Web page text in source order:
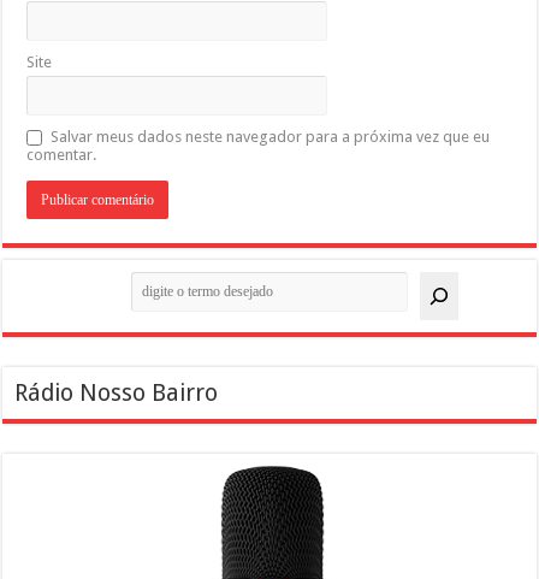
Site
Salvar meus dados neste navegador para a próxima vez que eu
comentar.
Rádio Nosso Bairro